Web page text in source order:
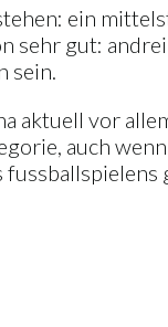
ein
sehr gut:
sein.
aktuell vor
auch